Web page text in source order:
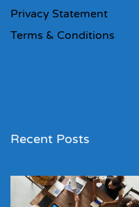
Privacy Statement
Terms & Conditions
Recent Posts